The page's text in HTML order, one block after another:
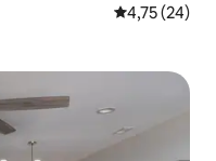
Середня
4,75 (24)